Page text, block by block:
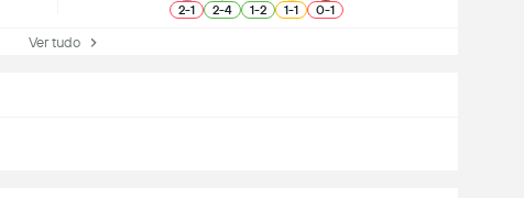
2-1 2-4 1-2 1-1 0-1
Ver tudo